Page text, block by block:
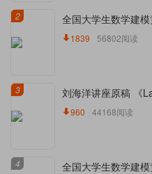
2 全国大学生数学建
1839 56802阅读
3 刘海洋讲座原稿 《
960 44168阅读
4 全国大学生数学建